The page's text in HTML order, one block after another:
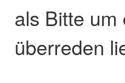
als Bitte
überreden